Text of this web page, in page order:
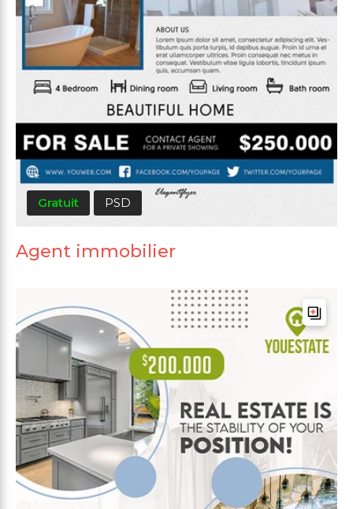
Gratuit PSD
Agent immobilier